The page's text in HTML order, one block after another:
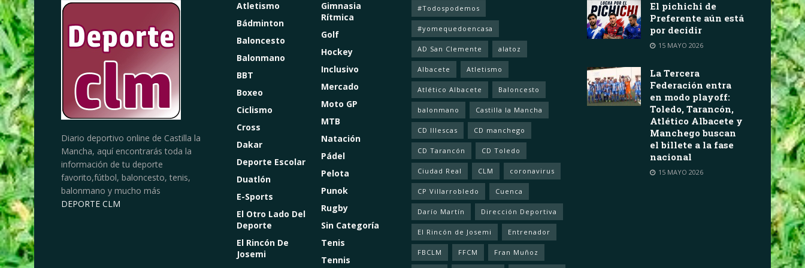
Diario deportivo online de Castilla la
Mancha, aquí encontrarás toda la
información de tu deporte
favorito,fútbol, baloncesto, tenis,
balonmano y mucho más
DEPORTE CLM
Atletismo
Bádminton
Baloncesto
Balonmano
BBT
Boxeo
Ciclismo
Cross
Dakar
Deporte Escolar
Duatlón
E-Sports
El Otro Lado Del
Deporte
El Rincón De
Josemi
Gimnasia
Rítmica
Golf
Hockey
Inclusivo
Mercado
Moto GP
MTB
Natación
Pádel
Pelota
Punok
Rugby
Sin Categoría
Tenis
Tennis
#Todospodemos
#yomequedoencasa
AD San Clemente alatoz
Albacete Atletismo
Atlético Albacete Baloncesto
balonmano Castilla la Mancha
CD Illescas CD manchego
CD Tarancón CD Toledo
Ciudad Real CLM coronavirus
CP Villarrobledo Cuenca
Darío Martín Dirección Deportiva
El Rincón de Josemi Entrenador
FBCLM FFCM Fran Muñoz
El pichichi de
Preferente aún está
por decidir
15 MAYO 2026
La Tercera
Federación entra
en modo playoff:
Toledo, Tarancón,
Atlético Albacete y
Manchego buscan
el billete a la fase
nacional
15 MAYO 2026